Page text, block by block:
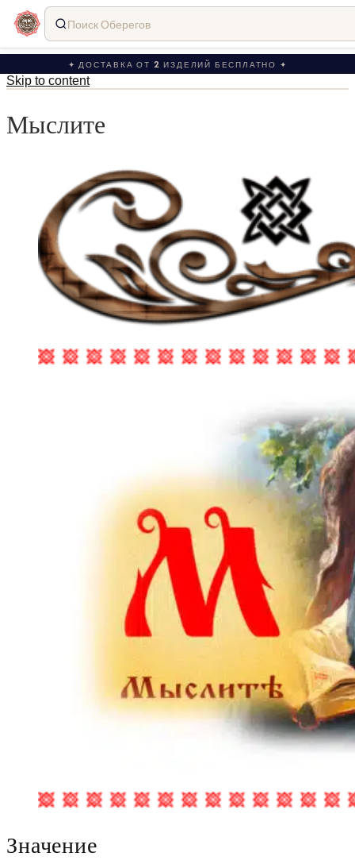
✦ ДОСТАВКА ОТ 2 ИЗДЕЛИЙ БЕСПЛАТНО ✦
Skip to content
Мыслите
Значение
Поиск Оберегов